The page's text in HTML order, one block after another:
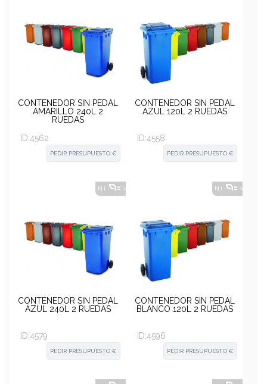
CONTENEDOR SIN PEDAL
AMARILLO 240L 2
RUEDAS
ID:4562
PEDIR PRESUPUESTO €
CONTENEDOR SIN PEDAL
AZUL 120L 2 RUEDAS
ID:4558
PEDIR PRESUPUESTO €
N.I. VER ALTERNATIVAS
CONTENEDOR SIN PEDAL
AZUL 240L 2 RUEDAS
ID:4579
PEDIR PRESUPUESTO €
N.I. VER
CONTENEDOR SIN PEDAL
BLANCO 120L 2 RUEDAS
ID:4596
PEDIR PRESUPUESTO €